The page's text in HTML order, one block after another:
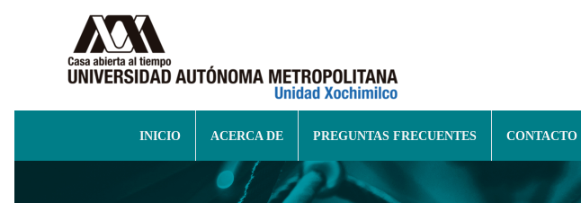
INICIO ACERCA DE PREGUNTAS FRECUENTES CONTACTO